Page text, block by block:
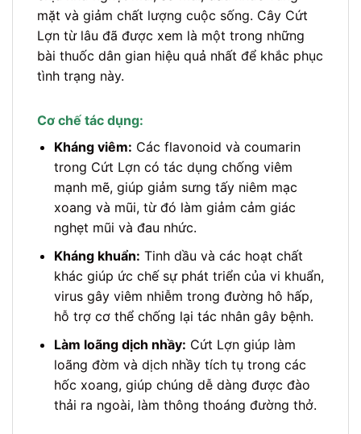
mặt và giảm chất lượng cuộc sống. Cây Cứt
Lợn từ lâu đã được xem là một trong những
bài thuốc dân gian hiệu quả nhất để khắc phục
tình trạng này.
Cơ chế tác dụng:
Kháng viêm: Các flavonoid và coumarin
trong Cứt Lợn có tác dụng chống viêm
mạnh mẽ, giúp giảm sưng tấy niêm mạc
xoang và mũi, từ đó làm giảm cảm giác
nghẹt mũi và đau nhức.
Kháng khuẩn: Tinh dầu và các hoạt chất
khác giúp ức chế sự phát triển của vi khuẩn,
virus gây viêm nhiễm trong đường hô hấp,
hỗ trợ cơ thể chống lại tác nhân gây bệnh.
Làm loãng dịch nhầy: Cứt Lợn giúp làm
loãng đờm và dịch nhầy tích tụ trong các
hốc xoang, giúp chúng dễ dàng được đào
thải ra ngoài, làm thông thoáng đường thở.